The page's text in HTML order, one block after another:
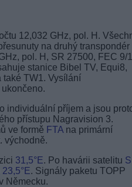
12,032 GHz, pol. H.
na druhý transpondér
pol. H, SR 27500, FEC 9/
stanice Bibel TV, Equi8,
také TW1. Vysílání
individuální příjem a jsou
přístupu Nagravision 3.
ve formě FTA na primární
východně.
31,5°E. Po havárii satelitu
23,5°E. Signály paketu TOPP
Německu.